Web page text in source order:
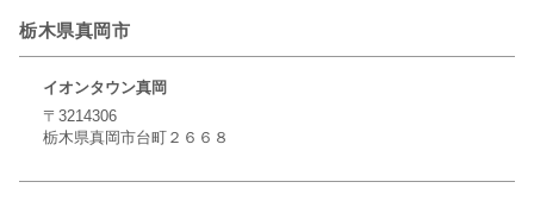
栃木県真岡市
イオンタウン真岡
〒3214306
栃木県真岡市台町２６６８